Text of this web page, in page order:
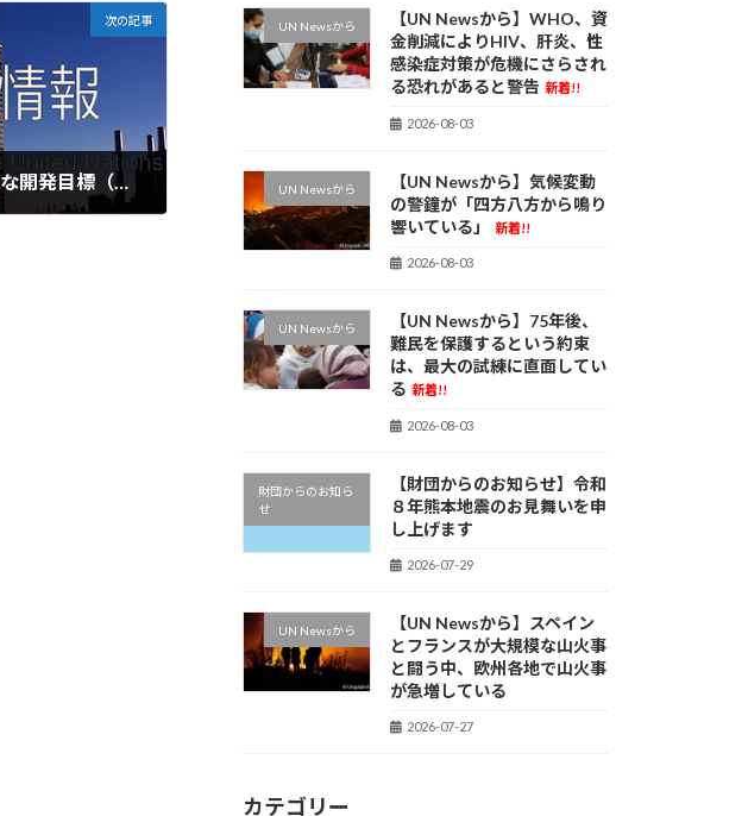
次の記事
【国連関連情報】持続可能な開発目標（ＳＤＧｓ）推進本部：「SDGs実施指針」の改定等
UN Newsから
【UN Newsから】WHO、資
金削減によりHIV、肝炎、性
感染症対策が危機にさらされ
る恐れがあると警告 新着!!
2026-08-03
UN Newsから
【UN Newsから】気候変動
の警鐘が「四方八方から鳴り
響いている」
新着!!
2026-08-03
UN Newsから
【UN Newsから】75年後、
難民を保護するという約束
は、最大の試練に直面してい
る 新着!!
2026-08-03
財団からのお知ら
せ
【財団からのお知らせ】令和
８年熊本地震のお見舞いを申
し上げます
2026-07-29
UN Newsから
【UN Newsから】スペイン
とフランスが大規模な山火事
と闘う中、欧州各地で山火事
が急増している
2026-07-27
カテゴリー